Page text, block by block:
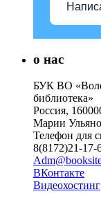
о нас
БУК ВО
библиотека»
Россия,
Марии
Телефон для
8(8172)21-17-
ВКонтакте
Видеохостинг